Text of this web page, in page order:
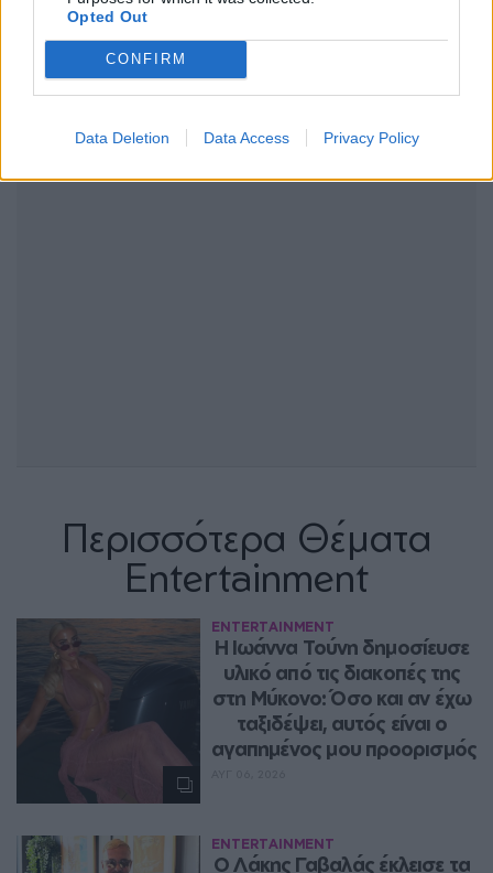
Opted Out
CONFIRM
Data Deletion Data Access Privacy Policy
Περισσότερα Θέματα
Entertainment
ENTERTAINMENT
Η Ιωάννα Τούνη δημοσίευσε
υλικό από τις διακοπές της
στη Μύκονο: Όσο και αν έχω
ταξιδέψει, αυτός είναι ο
αγαπημένος μου προορισμός
ENTERTAINMENT
Ο Λάκης Γαβαλάς έκλεισε τα